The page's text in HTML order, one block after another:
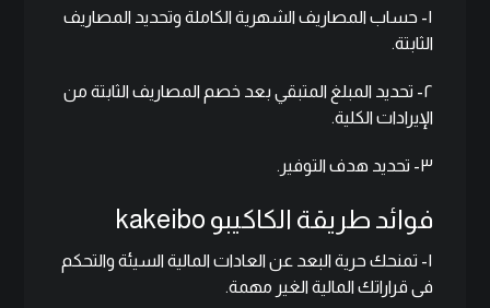
١- حساب المصاريف الشهرية الكاملة وتحديد المصاريف
الثابتة.
٢- تحديد المبلغ المتبقي بعد خصم المصاريف الثابتة من
الإيرادات الكلية.
٣- تحديد هدف التوفير.
فوائد طريقة الكاكيبو kakeibo
١- تمنحك حرية البعد عن العادات المالية السيئة والتحكم
فى قراراتك المالية الغير مهمة.